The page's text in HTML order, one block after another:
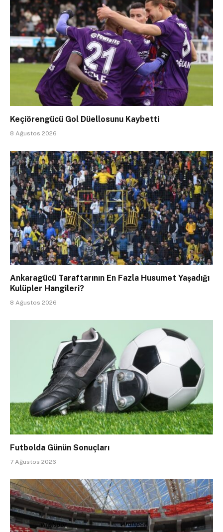
Keçiörengücü Gol Düellosunu Kaybetti
8 Ağustos 2026
Ankaragücü Taraftarının En Fazla Husumet Yaşadığı
Kulüpler Hangileri?
8 Ağustos 2026
Futbolda Günün Sonuçları
7 Ağustos 2026